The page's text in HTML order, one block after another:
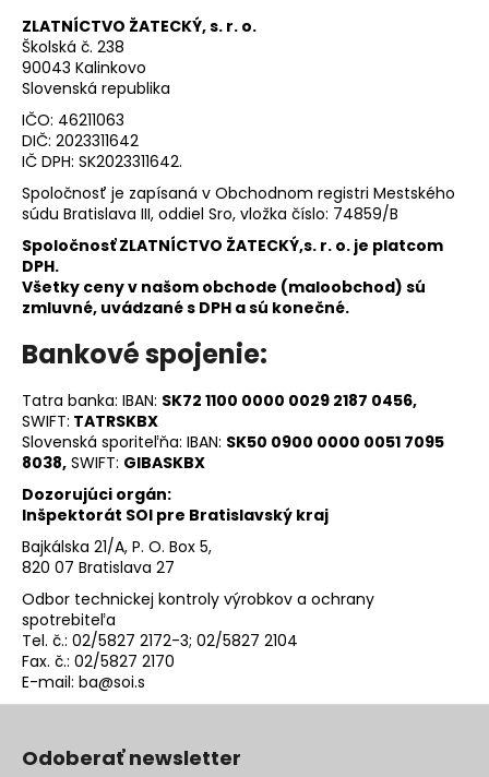
ZLATNÍCTVO ŽATECKÝ, s. r. o.
Školská č. 238
90043 Kalinkovo
Slovenská republika
IČO: 46211063
DIČ: 2023311642
IČ DPH: SK2023311642.
Spoločnosť je zapísaná v Obchodnom registri Mestského
súdu Bratislava III, oddiel Sro, vložka číslo: 74859/B
Spoločnosť ZLATNÍCTVO ŽATECKÝ,s. r. o. je platcom
DPH.
Všetky ceny v našom obchode (maloobchod) sú
zmluvné, uvádzané s DPH a sú konečné.
Bankové spojenie:
Tatra banka: IBAN: SK72 1100 0000 0029 2187 0456,
SWIFT: TATRSKBX
Slovenská sporiteľňa: IBAN: SK50 0900 0000 0051 7095
8038, SWIFT: GIBASKBX
Dozorujúci orgán:
Inšpektorát SOI pre Bratislavský kraj
Bajkálska 21/A, P. O. Box 5,
820 07 Bratislava 27
Odbor technickej kontroly výrobkov a ochrany
spotrebiteľa
Tel. č.: 02/5827 2172-3; 02/5827 2104
Fax. č.: 02/5827 2170
E-mail: ba@soi.s
Odoberať newsletter